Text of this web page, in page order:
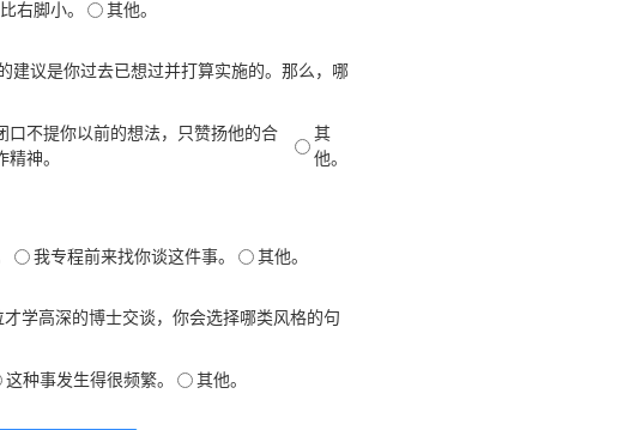
右脚小。 其他。
建议是你过去已想过并打算实施的。那么，哪
口不提你以前的想法，只赞扬他的合
精神。
其
他。
我专程前来找你谈这件事。 其他。
学高深的博士交谈，你会选择哪类风格的句
这种事发生得很频繁。 其他。